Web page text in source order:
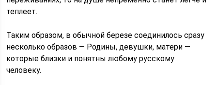
теплеет.
Таким образом, в обычной березе соединилось сразу
несколько образов — Родины, девушки, матери —
которые близки и понятны любому русскому
человеку.